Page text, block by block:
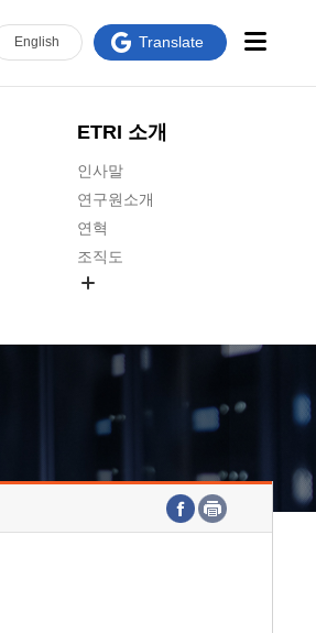
ETRI 소개
인사말
연구원소개
연혁
조직도
연구원 고객헌장
주요업무연락처
English Translate